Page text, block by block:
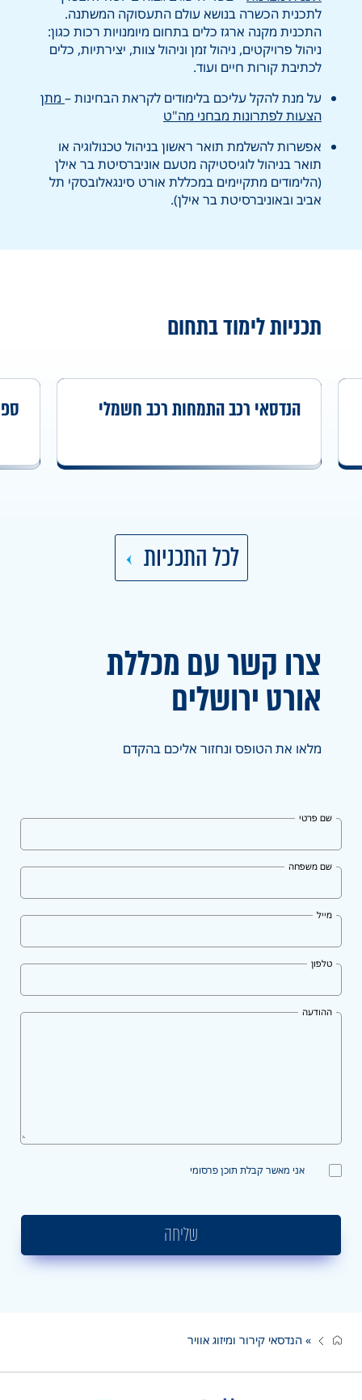
לתכנית הכשרה בנושא עולם התעסוקה המשתנה.
התכנית מקנה ארגז כלים בתחום מיומנויות רכות כגון:
ניהול פרויקטים, ניהול זמן וניהול צוות, יצירתיות, כלים
לכתיבת קורות חיים ועוד.
על מנת להקל עליכם בלימודים לקראת הבחינות –מתן
הצעות לפתרונות מבחני מה"ט
אפשרות להשלמת תואר ראשון בניהול טכנולוגיה או
תואר בניהול לוגיסטיקה מטעם אוניברסיטת בר אילן
(הלימודים מתקיימים במכללת אורט סינגאלובסקי תל
אביב ובאוניברסיטת בר אילן).
תכניות לימוד בתחום
הנדסאי רכב התמחות רכב חשמלי
לכל התכניות
צרו קשר עם מכללת
אורטירושלים
מלאו את הטופס ונחזור אליכם בהקדם
שם פרטי
שם משפחה
מייל
טלפון
ההודעה
אני מאשר קבלת תוכן פרסומי
שליחה
» הנדסאי קירור ומיזוג אוויר